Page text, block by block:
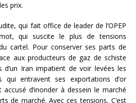
prix.
qui fait office de leader de l’OPEP
qui suscite le plus de tensions
cartel. Pour conserver ses parts de
aux producteurs de gaz de schiste
d’un Iran impatient de voir levées les
qui entravent ses exportations d’or
d’inonder à dessein le marché
de marché. Avec ces tensions, C’est